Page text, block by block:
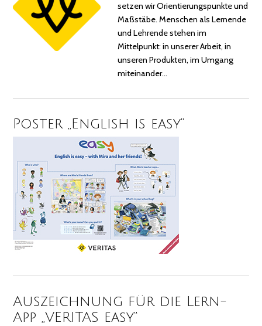
setzen wir Orientierungspunkte und
Maßstäbe. Menschen als Lernende
und Lehrende stehen im
Mittelpunkt: in unserer Arbeit, in
unseren Produkten, im Umgang
miteinander…
Poster „English is easy“
Auszeichnung für die Lern-
App „VERITAS easy“